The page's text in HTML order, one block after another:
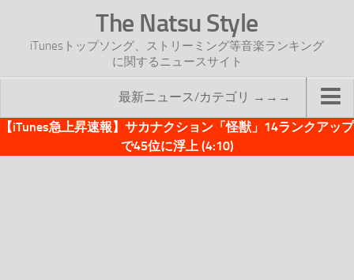
The Natsu Style
iTunesトップソング、ストリーミング等音楽ランキング
に関するニュースサイト
最新ニュース/カテゴリ →→→
TOP
【iTunes急上昇速報】サカナクション「怪獣」14ランクアップ
で45位に浮上 (4:10)